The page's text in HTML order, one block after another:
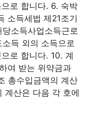
로 합니다. 6. 숙박
소득세법 제21조기
소득사업소득근로
득 외의 소득으로
로 합니다. 10. 계
여 받는 위약금과
총수입금액의 계산
계산은 다음 각 호에